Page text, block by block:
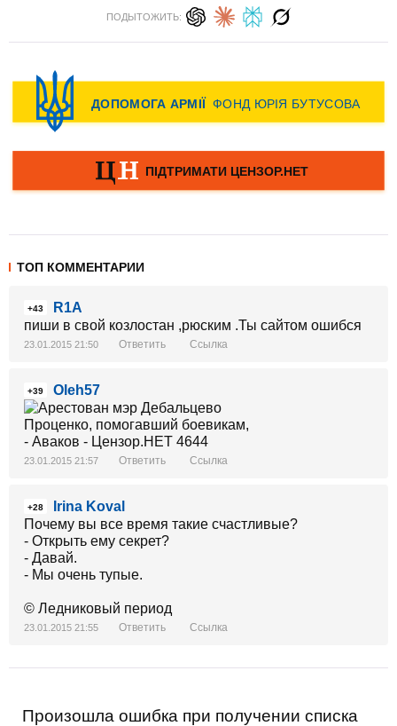
ПОДЫТОЖИТЬ:
ТОП КОММЕНТАРИИ
+43
R1A
пиши в свой козлостан ,рюским .Ты сайтом ошибся
23.01.2015 21:50 Ответить Ссылка
+39 Oleh57
23.01.2015 21:57 Ответить Ссылка
+28
Irina Koval
Почему вы все время такие счастливые?
- Открыть ему секрет?
- Давай.
- Мы очень тупые.
© Ледниковый период
23.01.2015 21:55 Ответить Ссылка
Произошла ошибка при получении списка